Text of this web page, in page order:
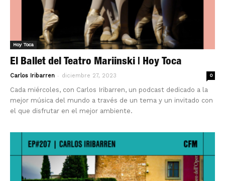
Hoy Toca
El Ballet del Teatro Mariinski | Hoy Toca
Carlos Iribarren - diciembre 27, 2023 0
Cada miércoles, con Carlos Iribarren, un podcast dedicado a la
mejor música del mundo a través de un tema y un invitado con
el que disfrutar en el mejor ambiente.